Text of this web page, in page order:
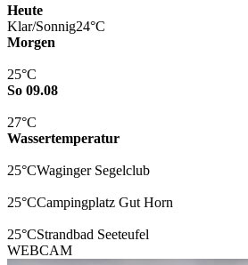
Heute
Klar/Sonnig24°C
Morgen
25°C
So 09.08
27°C
Wassertemperatur
25°CWaginger Segelclub
25°CCampingplatz Gut Horn
25°CStrandbad Seeteufel
WEBCAM